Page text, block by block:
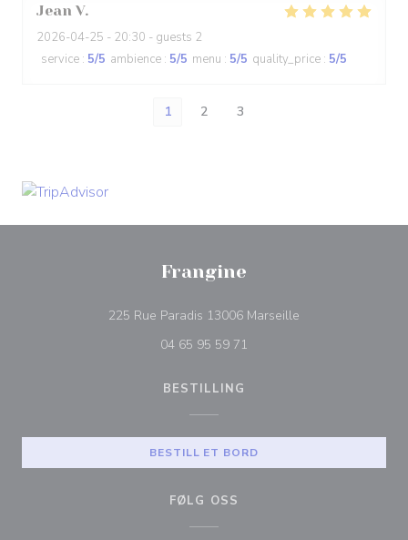
Jean V
2026-04-25 - 20:30 - guests 2
service : 5/5 ambience : 5/5 menu : 5/5 quality_price : 5/5
1 2 3
Frangine
225 Rue Paradis 13006 Marseille
04 65 95 59 71
BESTILLING
BESTILL ET BORD
FØLG OSS